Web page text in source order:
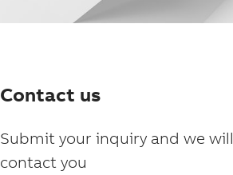
Contact us
Submit your inquiry and we will
contact you